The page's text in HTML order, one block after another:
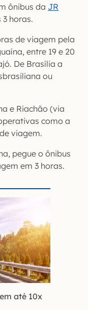
ônibus da JR
horas.
de viagem pela
entre 19 e 20
De Brasília a
ou
e Riachão (via
como a
viagem.
pegue o ônibus
em 3 horas.
até 10x